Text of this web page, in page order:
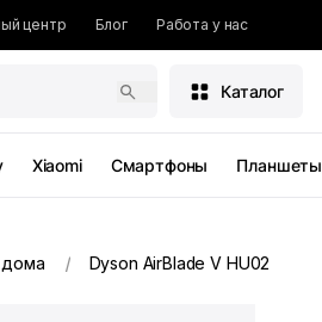
центр Блог Работа у нас
Каталог
Xiaomi Смартфоны Планшеты
Dyson AirBlade V HU02